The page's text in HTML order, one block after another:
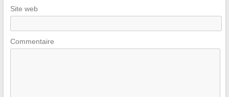
Site web
Commentaire